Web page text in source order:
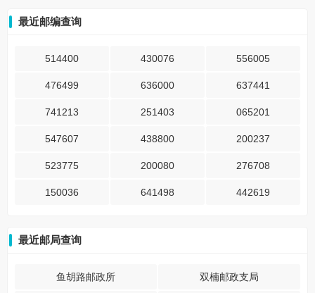
最近邮编查询
514400 430076 556005
476499 636000 637441
741213 251403 065201
547607 438800 200237
523775 200080 276708
150036 641498 442619
最近邮局查询
鱼胡路邮政所 双楠邮政支局